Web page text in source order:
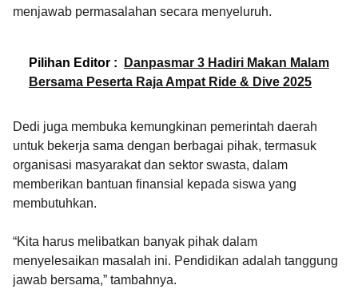
menjawab permasalahan secara menyeluruh.
Pilihan Editor :
Danpasmar 3 Hadiri Makan Malam
Bersama Peserta Raja Ampat Ride & Dive 2025
Dedi juga membuka kemungkinan pemerintah daerah
untuk bekerja sama dengan berbagai pihak, termasuk
organisasi masyarakat dan sektor swasta, dalam
memberikan bantuan finansial kepada siswa yang
membutuhkan.
“Kita harus melibatkan banyak pihak dalam
menyelesaikan masalah ini. Pendidikan adalah tanggung
jawab bersama,” tambahnya.